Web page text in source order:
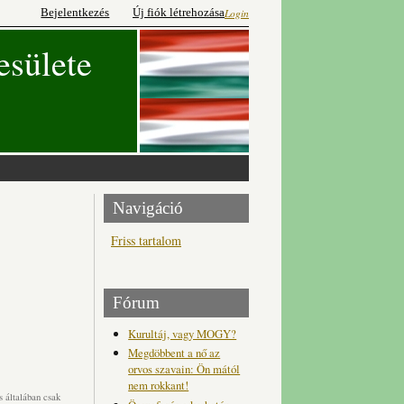
Login
Bejelentkezés Új fiók létrehozása
általában csak
Navigáció
Friss tartalom
Fórum
Kurultáj, vagy MOGY?
Megdöbbent a nő az
orvos szavain: Ön mától
nem rokkant!